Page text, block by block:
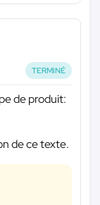
TERMINÉ
de produit:
de ce texte.